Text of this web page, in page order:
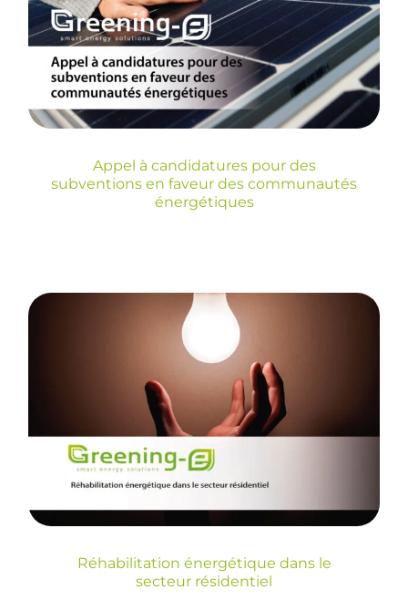
communautés
énergétiques
Sin categoría
Appel à candidatures pour des
subventions en faveur des communautés
énergétiques
Réhabilitation
énergétique dans le
secteur résidentiel
Blog
Réhabilitation énergétique dans le
secteur résidentiel